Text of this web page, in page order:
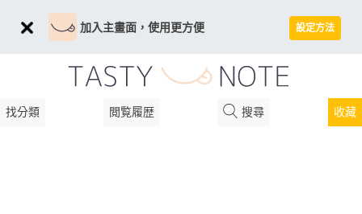
加入主畫面，使用更方便 設定方法
找分類 閲覧履歴 搜尋 收藏